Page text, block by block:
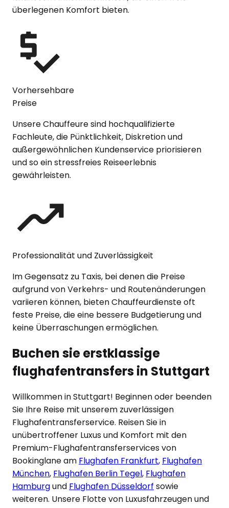
überlegenen Komfort bieten.
Vorhersehbare
Preise
Unsere Chauffeure sind hochqualifizierte
Fachleute, die Pünktlichkeit, Diskretion und
außergewöhnlichen Kundenservice priorisieren
und so ein stressfreies Reiseerlebnis
gewährleisten.
Professionalität und Zuverlässigkeit
Im Gegensatz zu Taxis, bei denen die Preise
aufgrund von Verkehrs- und Routenänderungen
variieren können, bieten Chauffeurdienste oft
feste Preise, die eine bessere Budgetierung und
keine Überraschungen ermöglichen.
Buchen sie erstklassige
flughafentransfers in Stuttgart
Willkommen inStuttgart! Beginnen oder beenden
Sie Ihre Reise mit unserem zuverlässigen
Flughafentransferservice. Reisen Sie in
unübertroffener Luxus und Komfort mit den
Premium-Flughafentransferservices von
Bookinglane am Flughafen Frankfurt, Flughafen
München, Flughafen Berlin Tegel, Flughafen
Hamburgund Flughafen Düsseldorf sowie
weiteren. Unsere Flotte von Luxusfahrzeugen und